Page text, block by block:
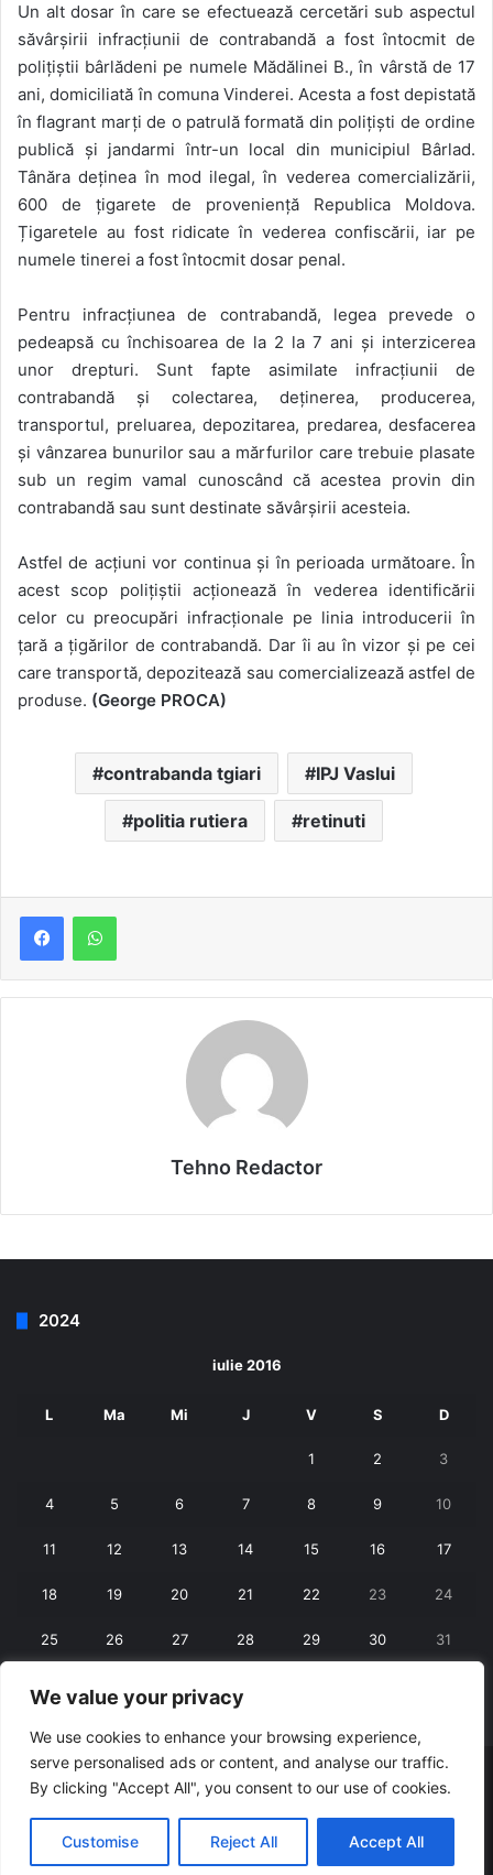
We value your privacy
We use cookies to enhance your browsing experience,
serve personalised ads or content, and analyse our traffic.
By clicking "Accept All", you consent to our use of cookies.
Customise Reject All Accept All
Un alt dosar în care se efectuează cercetări sub aspectul
săvârșirii infracțiunii de contrabandă a fost întocmit de
polițiștii bârlădeni pe numele Mădălinei B., în vârstă de 17
ani, domiciliată în comuna Vinderei. Acesta a fost depistată
în flagrant marți de o patrulă formată din polițiști de ordine
publică și jandarmi într-un local din municipiul Bârlad.
Tânăra deținea în mod ilegal, în vederea comercializării,
600 de țigarete de proveniență Republica Moldova.
Țigaretele au fost ridicate în vederea confiscării, iar pe
numele tinerei a fost întocmit dosar penal.
Pentru infracțiunea de contrabandă, legea prevede o
pedeapsă cu închisoarea de la 2 la 7 ani și interzicerea
unor drepturi. Sunt fapte asimilate infracțiunii de
contrabandă și colectarea, deținerea, producerea,
transportul, preluarea, depozitarea, predarea, desfacerea
și vânzarea bunurilor sau a mărfurilor care trebuie plasate
sub un regim vamal cunoscând că acestea provin din
contrabandă sau sunt destinate săvârșirii acesteia.
Astfel de acțiuni vor continua și în perioada următoare. În
acest scop polițiștii acționează în vederea identificării
celor cu preocupări infracționale pe linia introducerii în
țară a țigărilor de contrabandă. Dar îi au în vizor și pe cei
care transportă, depozitează sau comercializează astfel de
produse. (George PROCA)
contrabanda tgiari IPJ Vaslui
politia rutiera retinuti
Tehno Redactor
2024
iulie 2016
L Ma Mi J V S D
1 2 3
4 5 6 7 8 9 10
11 12 13 14 15 16 17
18 19 20 21 22 23 24
25 26 27 28 29 30 31
« iun. aug. »
© Copyright 2026, All Rights Reserved | RexNet
Facebook